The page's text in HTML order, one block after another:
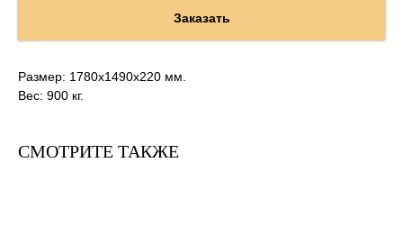
Заказать
Размер: 1780х1490х220 мм.
Вес: 900 кг.
СМОТРИТЕ ТАКЖЕ